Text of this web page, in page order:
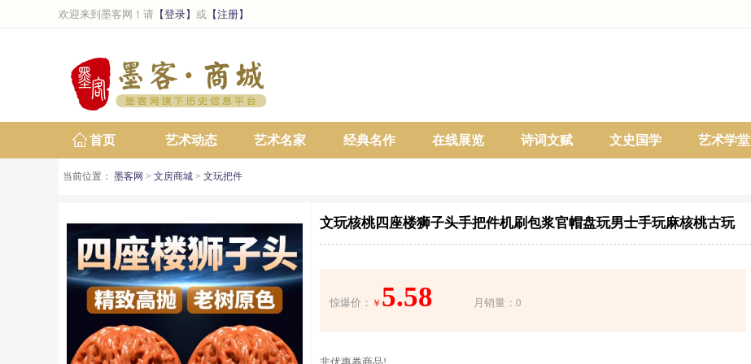
欢迎来到墨客网！请 【登录】 或 【注册】
首页 艺术动态 艺术名家 经典名作 在线展览 诗词文赋 文史国学 艺术学堂
当前位置： 墨客网 > 文房商城 > 文玩把件
文玩核桃四座楼狮子头手把件机刷包浆官帽盘玩男士手玩麻核桃古玩
惊爆价： ￥ 5.58 月销量：0